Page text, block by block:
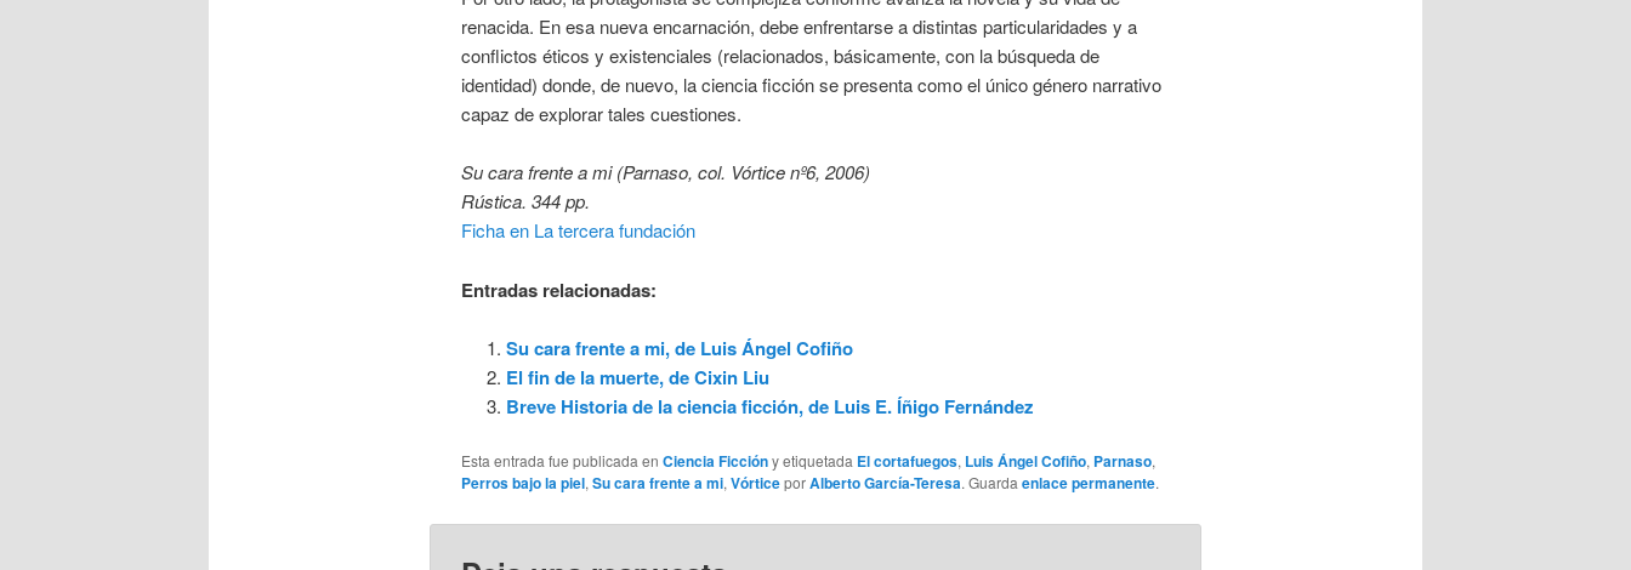
renacida. En esa nueva encarnación, debe enfrentarse a distintas particularidades y a
conflictos éticos y existenciales (relacionados, básicamente, con la búsqueda de
identidad) donde, de nuevo, la ciencia ficción se presenta como el único género narrativo
capaz de explorar tales cuestiones.
Su cara frente a mi (Parnaso, col. Vórtice nº6, 2006)
Rústica. 344 pp.
Ficha en La tercera fundación
Entradas relacionadas:
Su cara frente a mi, de Luis Ángel Cofiño
El fin de la muerte, de Cixin Liu
Breve Historia de la ciencia ficción, de Luis E. Íñigo Fernández
Esta entrada fue publicada en Ciencia Ficcióny etiquetada El cortafuegos, Luis Ángel Cofiño, Parnaso,
Perros bajo la piel,Su cara frente a mi,VórticeporAlberto García-Teresa. Guardaenlace permanente.